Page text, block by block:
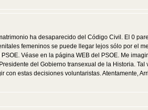
ha desaparecido del Código Civil. El 0
femeninos se puede llegar lejos sólo por el
Véase en la página WEB del PSOE. Me
del Gobierno transexual de la Historia.
estas decisiones voluntaristas. Atentamente,